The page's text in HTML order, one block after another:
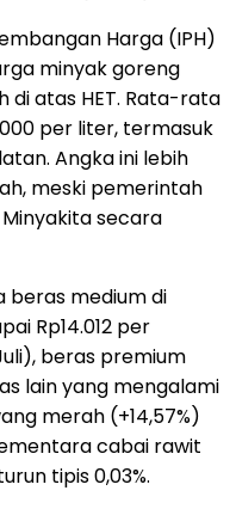
Harga (IPH)
minyak goreng
di atas HET. Rata-rata
per liter, termasuk
Angka ini lebih
meski pemerintah
secara
medium di
Rp14.012 per
beras premium
lain yang mengalami
merah (+14,57%)
cabai rawit
tipis 0,03%.